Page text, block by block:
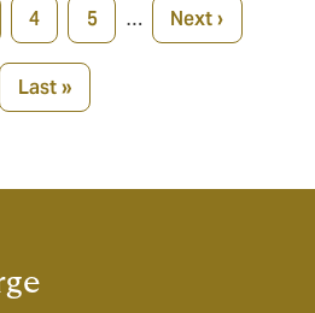
Page
4 Page
5 … Next
page
Next ›
Last
page
Last »